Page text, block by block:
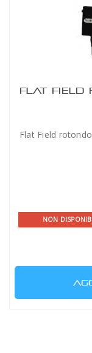
FLAT FIELD
Flat Field
NON